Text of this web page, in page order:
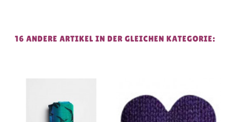
16 ANDERE ARTIKEL IN DER GLEICHEN KATEGORIE: